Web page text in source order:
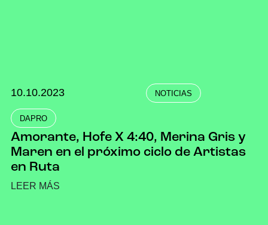
10.10.2023 NOTICIAS
DAPRO
Amorante, Hofe X 4:40, Merina Gris y
Maren en el próximo ciclo de Artistas
en Ruta
LEER MÁS